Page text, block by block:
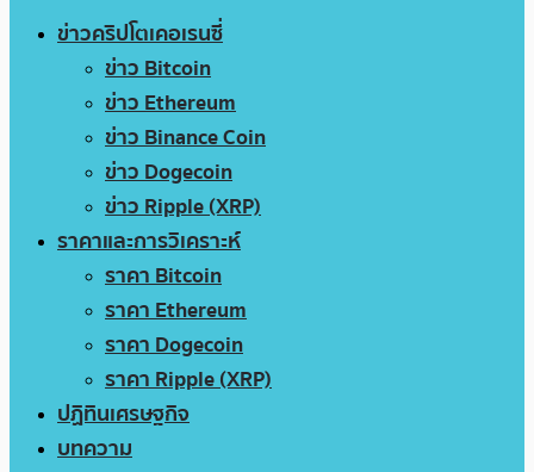
ข่าวคริปโตเคอเรนซี่
ข่าว Bitcoin
ข่าว Ethereum
ข่าว Binance Coin
ข่าว Dogecoin
ข่าว Ripple (XRP)
ราคาและการวิเคราะห์
ราคา Bitcoin
ราคา Ethereum
ราคา Dogecoin
ราคา Ripple (XRP)
ปฏิทินเศรษฐกิจ
บทความ